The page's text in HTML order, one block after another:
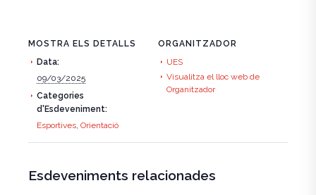
MOSTRA ELS DETALLS
Data:
09/03/2025
Categories
d'Esdeveniment:
Esportives, Orientació
ORGANITZADOR
UES
Visualitza el lloc web de
Organitzador
Esdeveniments relacionades